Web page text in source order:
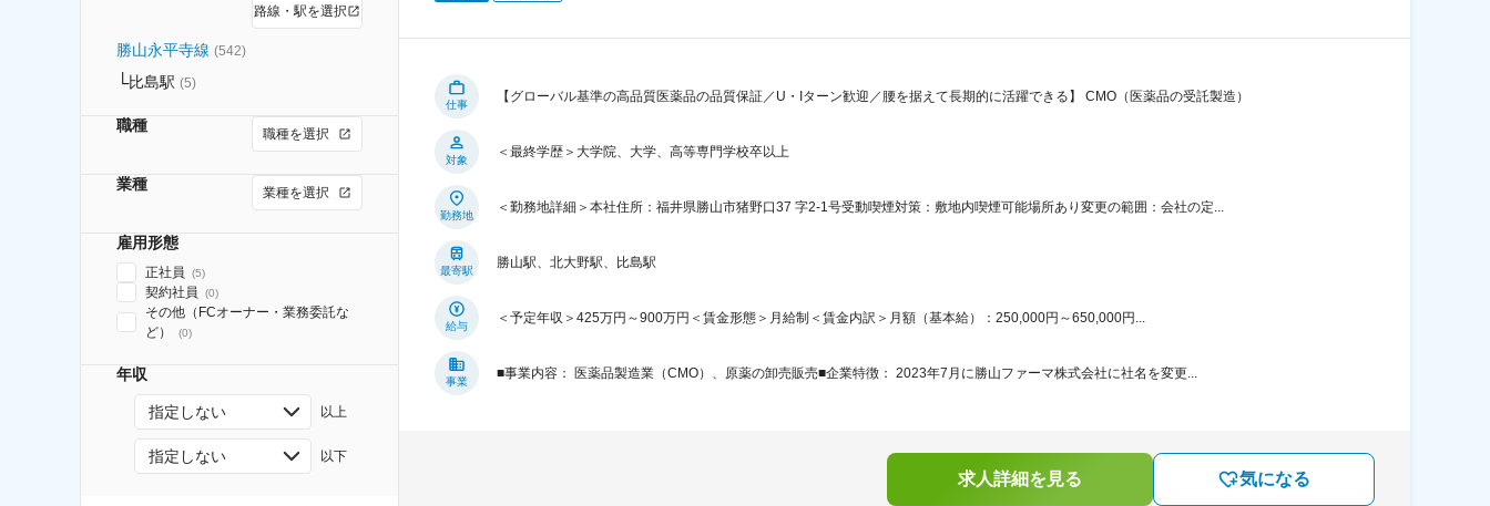
路線・駅を選択
勝山永平寺線 (542)
比島駅 (5)
職種 職種を選択
業種 業種を選択
雇用形態
正社員 (5)
契約社員 (0)
その他（FCオーナー・業務委託な
ど）
(0)
年収
指定しない 以上
指定しない 以下
仕事
【グローバル基準の高品質医薬品の品質保証／U・Iターン歓迎／腰を据えて長期的に活躍できる】 CMO（医薬品の受託製造）
対象
＜最終学歴＞大学院、大学、高等専門学校卒以上
勤務地
＜勤務地詳細＞本社住所：福井県勝山市猪野口37 字2-1号受動喫煙対策：敷地内喫煙可能場所あり変更の範囲：会社の定...
最寄駅
勝山駅、北大野駅、比島駅
給与
＜予定年収＞425万円～900万円＜賃金形態＞月給制＜賃金内訳＞月額（基本給）：250,000円～650,000円...
事業
■事業内容： 医薬品製造業（CMO）、原薬の卸売販売■企業特徴： 2023年7月に勝山ファーマ株式会社に社名を変更...
求人詳細を見る 気になる